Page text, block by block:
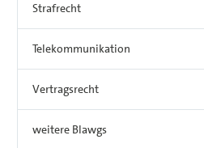
Strafrecht
Telekommunikation
Vertragsrecht
weitere Blawgs